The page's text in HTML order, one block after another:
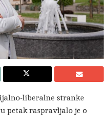
liberalne stranke
petak raspravljalo je o